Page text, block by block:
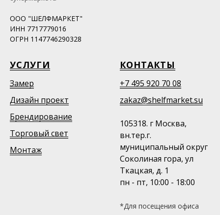
ООО "ШЕЛФМАРКЕТ"
ИНН 7717779016
ОГРН 1147746290328
УСЛУГИ
Замер
Дизайн проект
Брендирование
Торговый свет
Монтаж
КОНТАКТЫ
+7 495 920 70 08
zakaz@shelfmarket.su
105318. г Москва,
вн.тер.г.
муниципальный округ
Соколиная гора, ул
Ткацкая, д. 1
пн - пт, 10:00 - 18:00
*Для посещения офиса